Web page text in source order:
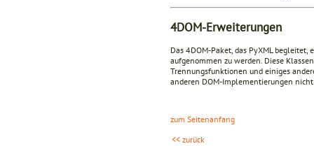
4DOM-Erweiterungen
Das 4DOM-Paket, das PyXML
aufgenommen zu werden. Diese
Trennungsfunktionen und einiges
anderen DOM-Implementierungen
zum Seitenanfang
<< zurück